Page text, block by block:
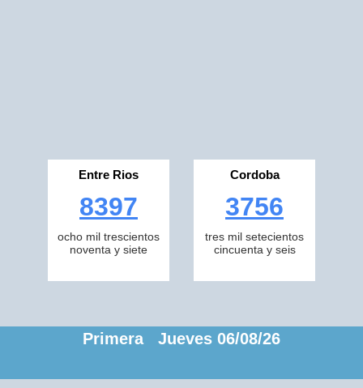
Entre Rios
8397
ocho mil trescientos
noventa y siete
Cordoba
3756
tres mil setecientos
cincuenta y seis
Primera Jueves 06/08/26